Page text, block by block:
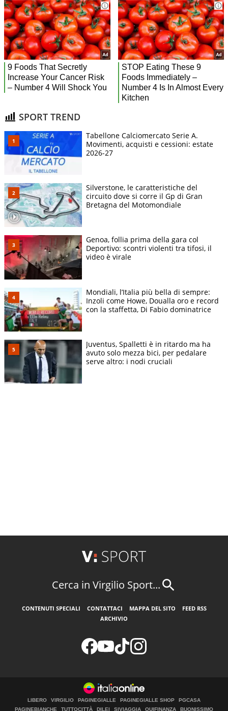
SPORT TREND
Tabellone Calciomercato Serie A.
Movimenti, acquisti e cessioni: estate
2026-27
Silverstone, le caratteristiche del
circuito dove si corre il Gp di Gran
Bretagna del Motomondiale
Genoa, follia prima della gara col
Deportivo: scontri violenti tra tifosi, il
video è virale
Mondiali, l’Italia più bella di sempre:
Inzoli come Howe, Doualla oro e record
con la staffetta, Di Fabio dominatrice
Juventus, Spalletti è in ritardo ma ha
avuto solo mezza bici, per pedalare
serve altro: i nodi cruciali
Cerca in Virgilio Sport...
CONTENUTI SPECIALI CONTATTACI MAPPA DEL SITO
FEED RSS
ARCHIVIO
LIBERO VIRGILIO PAGINEGIALLE PAGINEGIALLE SHOP
PGCASA
PAGINEBIANCHE
TUTTOCITTÀ DILEI SIVIAGGIA QUIFINANZA BUONISSIMO